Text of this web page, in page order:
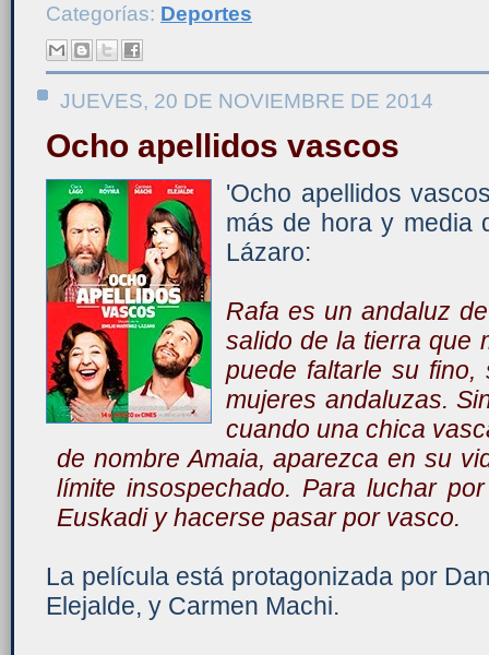
Categorías: Deportes
JUEVES, 20 DE NOVIEMBRE DE 2014
Ocho apellidos vascos
'Ocho apellidos
más de hora y media
Lázaro:
Rafa es un andaluz
salido de la tierra que
puede faltarle su
mujeres andaluzas.
cuando una chica
de nombre Amaia, aparezca en su
límite insospechado. Para luchar
Euskadi y hacerse pasar por vasco.
La película está protagonizada por
Elejalde, y Carmen Machi.